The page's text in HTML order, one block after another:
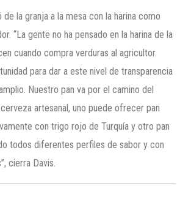
de la granja a la mesa con la harina como
“La gente no ha pensado en la harina de la
cuando compra verduras al agricultor.
para dar a este nivel de transparencia
Nuestro pan va por el camino del
artesanal, uno puede ofrecer pan
con trigo rojo de Turquía y otro pan
todos diferentes perfiles de sabor y con
cierra Davis.